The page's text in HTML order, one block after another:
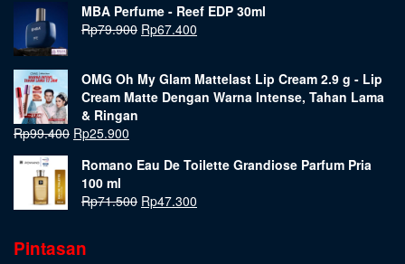
MBA Perfume - Reef EDP 30ml
Rp79.900 Rp67.400
OMG Oh My Glam Mattelast Lip Cream 2.9 g - Lip
Cream Matte Dengan Warna Intense, Tahan Lama
& Ringan
Rp99.400 Rp25.900
Romano Eau De Toilette Grandiose Parfum Pria
100 ml
Rp71.500 Rp47.300
Pintasan